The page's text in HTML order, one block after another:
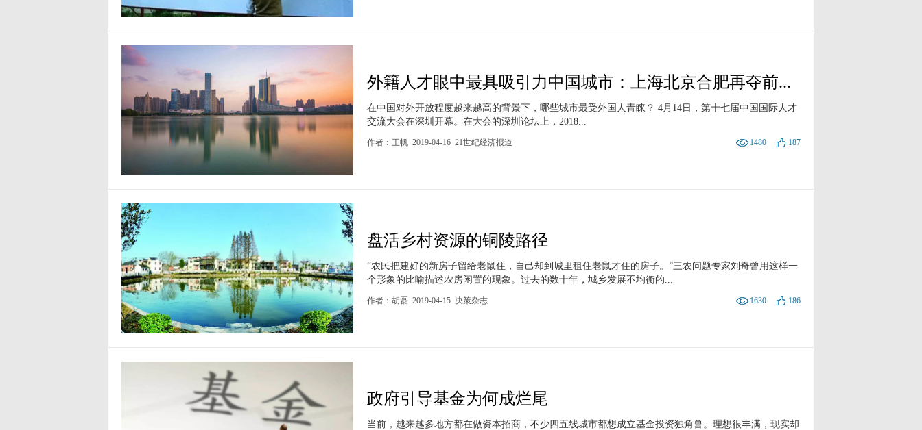
外籍人才眼中最具吸引力中国城市：上海北京合肥再夺前...
在中国对外开放程度越来越高的背景下，哪些城市最受外国人青睐？ 4月14日，第十七届中国国际人才
交流大会在深圳开幕。在大会的深圳论坛上，2018...
作者：王帆 2019-04-16 21世纪经济报道 1480 187
盘活乡村资源的铜陵路径
“农民把建好的新房子留给老鼠住，自己却到城里租住老鼠才住的房子。”三农问题专家刘奇曾用这样一
个形象的比喻描述农房闲置的现象。过去的数十年，城乡发展不均衡的...
作者：胡磊 2019-04-15 决策杂志 1630 186
政府引导基金为何成烂尾
当前，越来越多地方都在做资本招商，不少四五线城市都想成立基金投资独角兽。理想很丰满，现实却